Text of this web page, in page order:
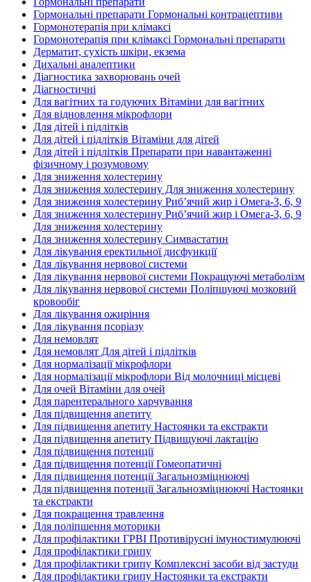
Гормональні препарати Гормональні контрацептиви
Гормонотерапія при клімаксі
Гормонотерапія при клімаксі Гормональні препарати
Дерматит, сухість шкіри, екзема
Дихальні аналептики
Діагностика захворювань очей
Діагностичні
Для вагітних та годуючих Вітаміни для вагітних
Для відновлення мікрофлори
Для дітей і підлітків
Для дітей і підлітків Вітаміни для дітей
Для дітей і підлітків Препарати при навантаженні
фізичному і розумовому
Для зниження холестерину
Для зниження холестерину Для зниження холестерину
Для зниження холестерину Риб’ячий жир і Омега-3, 6, 9
Для зниження холестерину Риб’ячий жир і Омега-3, 6, 9
Для зниження холестерину
Для зниження холестерину Симвастатин
Для лікування еректильної дисфункції
Для лікування нервової системи
Для лікування нервової системи Покращуючі метаболізм
Для лікування нервової системи Поліпшуючі мозковий
кровообіг
Для лікування ожиріння
Для лікування псоріазу
Для немовлят
Для немовлят Для дітей і підлітків
Для нормалізації мікрофлори
Для нормалізації мікрофлори Від молочниці місцеві
Для очей Вітаміни для очей
Для парентерального харчування
Для підвищення апетиту
Для підвищення апетиту Настоянки та екстракти
Для підвищення апетиту Підвищуючі лактацію
Для підвищення потенції
Для підвищення потенції Гомеопатичні
Для підвищення потенції Загальнозміцнюючі
Для підвищення потенції Загальнозміцнюючі Настоянки
та екстракти
Для покращення травлення
Для поліпшення моторики
Для профілактики ГРВІ Противірусні імуностимулюючі
Для профілактики грипу
Для профілактики грипу Комплексні засоби від застуди
Для профілактики грипу Настоянки та екстракти